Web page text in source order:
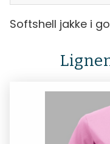
Softshell jakke i